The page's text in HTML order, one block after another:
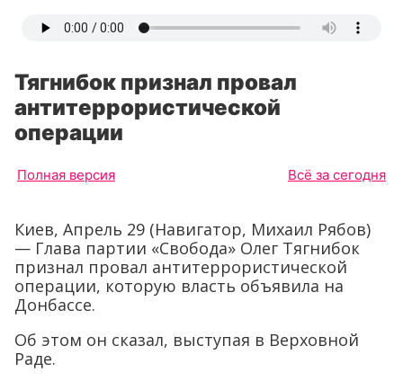
Тягнибок признал провал
антитеррористической
операции
Полная версия Всё за сегодня
Киев, Апрель 29 (Навигатор, Михаил Рябов)
— Глава партии «Свобода» Олег Тягнибок
признал провал антитеррористической
операции, которую власть объявила на
Донбассе.
Об этом он сказал, выступая в Верховной
Раде.